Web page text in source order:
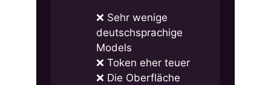
Sehr wenige
deutschsprachige
Models
Token eher teuer
Die Oberfläche